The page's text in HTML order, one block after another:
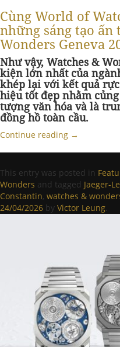
Cùng World of
những sáng tạo ấn
Wonders Geneva
Như vậy, Watches &
kiện lớn nhất của
khép lại với kết quả
hiệu tốt đẹp nhằm
tượng văn hóa và là
đồng hồ toàn cầu.
Continue reading →
This entry was posted in
Wonders and tagged Jaeger-
Constantin, watches &
24/04/2026 by Victor Leung.